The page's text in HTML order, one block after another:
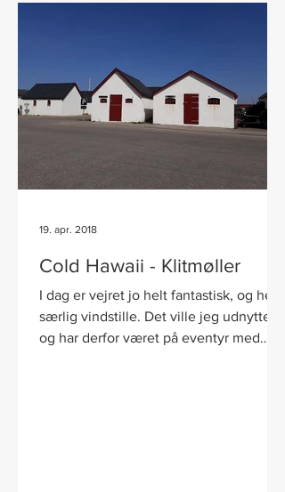
Cold Hawaii - Klitmøller
I dag er vejret jo helt fantastisk, og helt
særlig vindstille. Det ville jeg udnytte
og har derfor været på eventyr med
19. apr. 2018